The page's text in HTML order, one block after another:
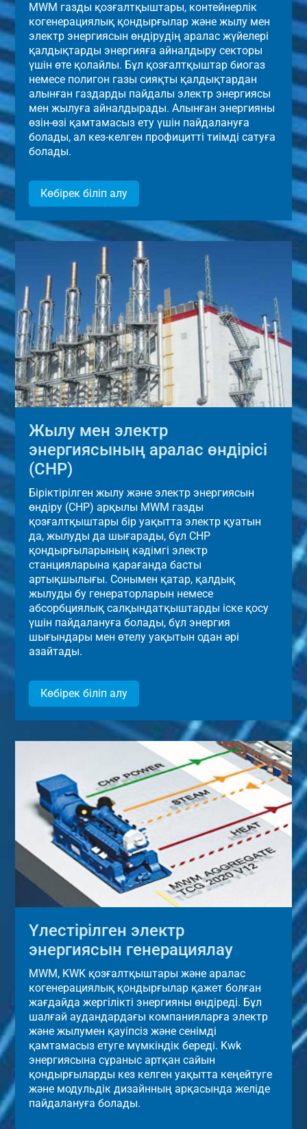
MWM газды қозғалтқыштары, контейнерлік
когенерациялық қондырғылар және жылу мен
электр энергиясын өндірудің аралас жүйелері
қалдықтарды энергияға айналдыру секторы
үшін өте қолайлы. Бұл қозғалтқыштар биогаз
немесе полигон газы сияқты қалдықтардан
алынған газдарды пайдалы электр энергиясы
мен жылуға айналдырады. Алынған энергияны
өзін-өзі қамтамасыз ету үшін пайдалануға
болады, ал кез-келген профицитті тиімді сатуға
болады.
Көбірек біліп алу
Жылу мен электр
энергиясының аралас өндірісі
(CHP)
Біріктірілген жылу және электр энергиясын
өндіру (CHP) арқылы MWM газды
қозғалтқыштары бір уақытта электр қуатын
да, жылуды да шығарады, бұл CHP
қондырғыларының кәдімгі электр
станцияларына қарағанда басты
артықшылығы. Сонымен қатар, қалдық
жылуды бу генераторларын немесе
абсорбциялық салқындатқыштарды іске қосу
үшін пайдалануға болады, бұл энергия
шығындары мен өтелу уақытын одан әрі
азайтады.
Көбірек біліп алу
Үлестірілген электр
энергиясын генерациялау
MWM, KWK қозғалтқыштары және аралас
когенерациялық қондырғылар қажет болған
жағдайда жергілікті энергияны өндіреді. Бұл
шалғай аудандардағы компанияларға электр
және жылумен қауіпсіз және сенімді
қамтамасыз етуге мүмкіндік береді. Kwk
энергиясына сұраныс артқан сайын
қондырғыларды кез келген уақытта кеңейтуге
және модульдік дизайнның арқасында желіде
пайдалануға болады.